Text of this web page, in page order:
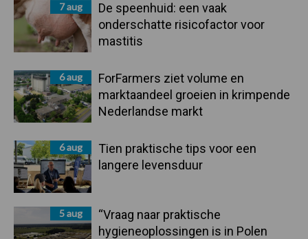
7 aug
De speenhuid: een vaak
onderschatte risicofactor voor
mastitis
6 aug
ForFarmers ziet volume en
marktaandeel groeien in krimpende
Nederlandse markt
6 aug
Tien praktische tips voor een
langere levensduur
5 aug
“Vraag naar praktische
hygieneoplossingen is in Polen